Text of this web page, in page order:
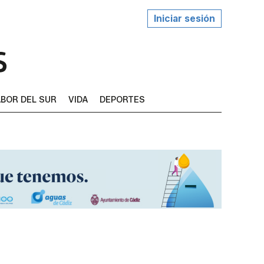
Iniciar sesión
DEL SUR VIDA DEPORTES